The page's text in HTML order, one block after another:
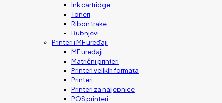
Ink cartridge
Toneri
Ribon trake
Bubnjevi
Printeri i MF uređaji
MF uređaji
Matrični printeri
Printeri velikih formata
Printeri
Printeri za naljepnice
POS printeri